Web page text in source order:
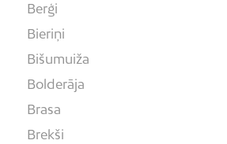
Berģi
Bieriņi
Bišumuiža
Bolderāja
Brasa
Brekši